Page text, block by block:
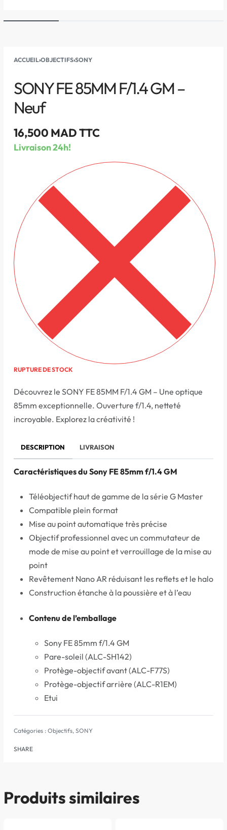
ACCUEIL›OBJECTIFS›SONY
SONY FE 85MM F/1.4 GM –
Neuf
16,500 MAD TTC
Livraison 24h!
RUPTURE DE STOCK
Découvrez le SONY FE 85MM F/1.4 GM – Une optique
85mm exceptionnelle. Ouverture f/1.4, netteté
incroyable. Explorez la créativité !
DESCRIPTION LIVRAISON
Caractéristiques du Sony FE 85mm f/1.4 GM
Téléobjectif haut de gamme de la série G Master
Compatible plein format
Mise au point automatique très précise
Objectif professionnel avec un commutateur de
mode de mise au point et verrouillage de la mise au
point
Revêtement Nano AR réduisant les reflets et le halo
Construction étanche à la poussière et à l’eau
Contenu de l’emballage
Sony FE 85mm f/1.4 GM
Pare-soleil (ALC-SH142)
Protège-objectif avant (ALC-F77S)
Protège-objectif arrière (ALC-R1EM)
Etui
Catégories : Objectifs, SONY
SHARE
Produits similaires